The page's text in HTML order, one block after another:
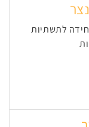
לתשתיות